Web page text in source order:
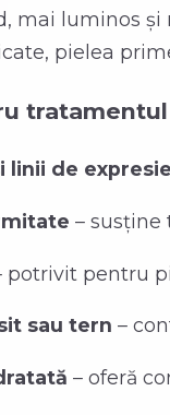
mai luminos
pielea
tratamentul
linii de
– susține
potrivit pentru
sau tern –
– oferă